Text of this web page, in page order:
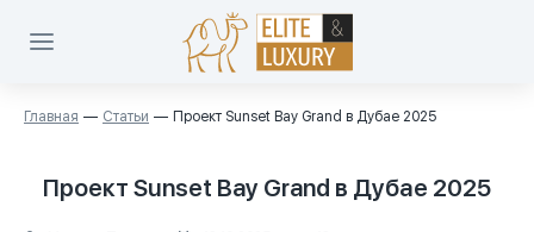
Главная Статьи Проект Sunset Bay Grand в Дубае 2025
Проект Sunset Bay Grand в Дубае 2025